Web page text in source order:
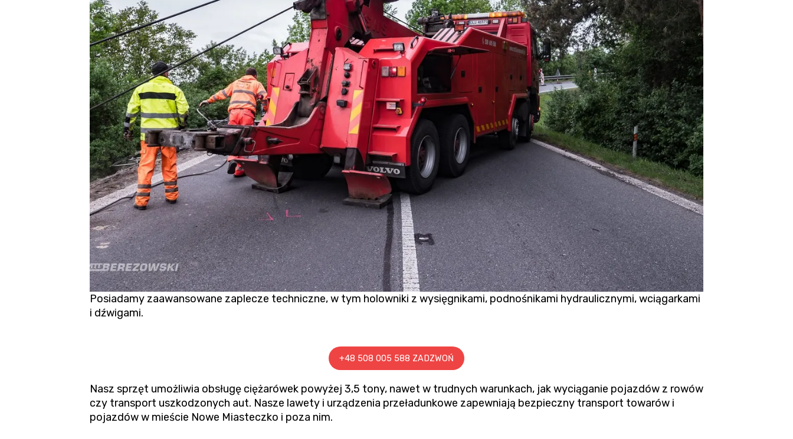
Posiadamy zaawansowane zaplecze techniczne, w tym holowniki z wysięgnikami, podnośnikami hydraulicznymi, wciągarkami
i dźwigami.
+48 508 005 588 ZADZWOŃ
Nasz sprzęt umożliwia obsługę ciężarówek powyżej 3,5 tony, nawet w trudnych warunkach, jak wyciąganie pojazdów z rowów
czy transport uszkodzonych aut. Nasze lawety i urządzenia przeładunkowe zapewniają bezpieczny transport towarów i
pojazdów w mieście Nowe Miasteczko i poza nim.